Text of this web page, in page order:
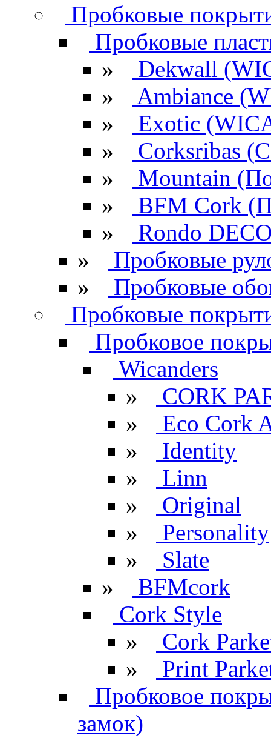
Пробковые
Пробковые
»
Dekwall
»
Ambiance
»
Exotic
»
Corksribas
»
Mountain
»
BFM Cork
»
Rondo
»
Пробковые
»
Пробковые
Пробковые
Пробковое
Wicanders
»
CORK
»
Eco Cork
»
Identity
»
Linn
»
Original
»
Personality
»
Slate
»
BFMcork
Cork Style
»
Cork
»
Print
Пробковое
замок)